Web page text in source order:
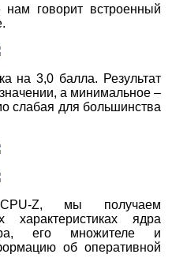
говорит встроенный
на 3,0 балла. Результат
а минимальное –
слабая для большинства
Z, мы получаем
ядра
его множителе и
об оперативной